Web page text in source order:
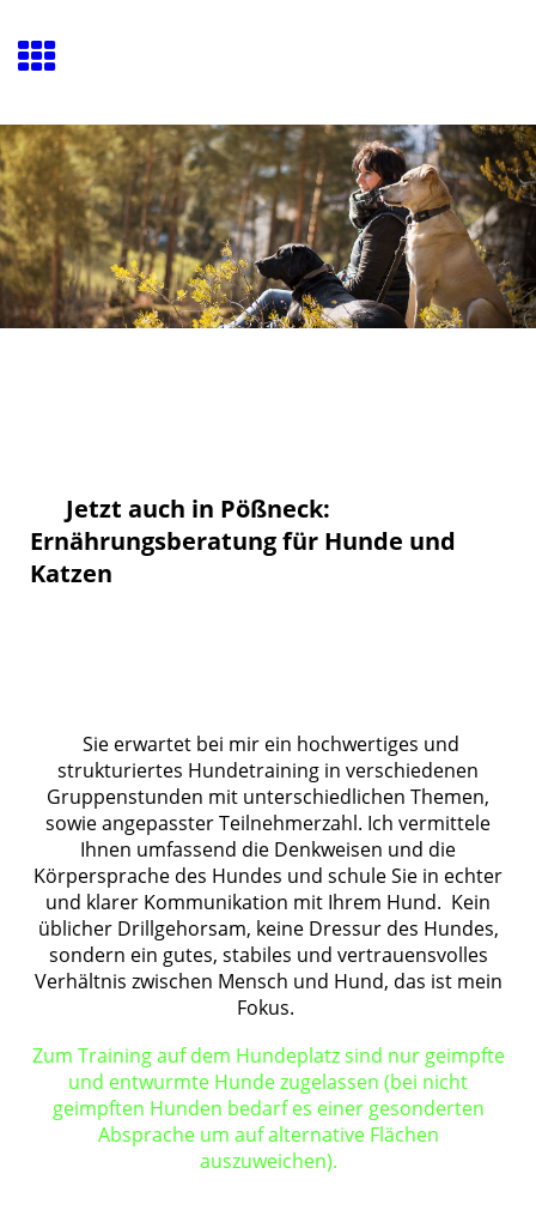
Jetzt auch in Pößneck:
Ernährungsberatung für Hunde und
Katzen
Sie erwartet bei mir ein hochwertiges und
strukturiertes Hundetraining in verschiedenen
Gruppenstunden mit unterschiedlichen Themen,
sowie angepasster Teilnehmerzahl. Ich vermittele
Ihnen umfassend die Denkweisen und die
Körpersprache des Hundes und schule Sie in echter
und klarer Kommunikation mit Ihrem Hund. Kein
üblicher Drillgehorsam, keine Dressur des Hundes,
sondern ein gutes, stabiles und vertrauensvolles
Verhältnis zwischen Mensch und Hund, das ist mein
Fokus.
Zum Training auf dem Hundeplatz sind nur geimpfte
und entwurmte Hunde zugelassen (bei nicht
geimpften Hunden bedarf es einer gesonderten
Absprache um auf alternative Flächen
auszuweichen).